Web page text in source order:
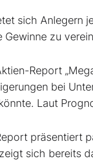
sich Anlegern
Gewinne zu
Report
bei
Laut
präsentiert
sich bereits